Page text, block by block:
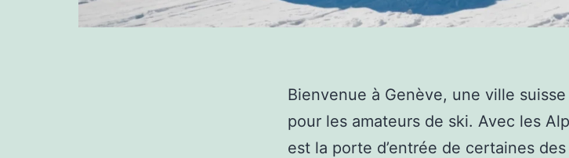
Bienvenue à Genève, une ville
pour les amateurs de ski. Avec les
est la porte d’entrée de certaines